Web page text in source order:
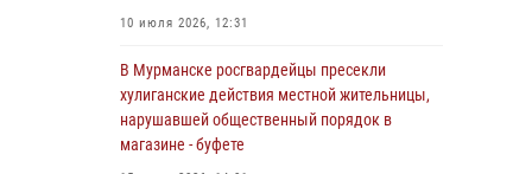
03 августа 2026, 09:12
Сотрудники Росгвардии провели инструктаж
по антитеррористической защищенности для
членов избирательных комиссий в
преддверии выборов
31 июля 2026, 08:48
10 июля 2026, 12:31
В Мурманске росгвардейцы пресекли
хулиганские действия местной жительницы,
нарушавшей общественный порядок в
магазине - буфете